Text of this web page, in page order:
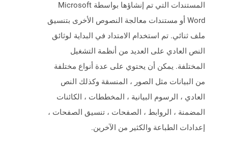
المستندات التي تم إنشاؤها بواسطة Microsoft
Word أو مستندات معالجة النصوص الأخرى بتنسيق
ملف ثنائي. تم استخدام الامتداد في البداية لوثائق
النص العادي على العديد من أنظمة التشغيل
المختلفة. يمكن أن يحتوي على عدة أنواع مختلفة
من البيانات مثل الصور ، المنسقة وكذلك النص
العادي ، الرسوم البيانية ، المخططات ، الكائنات
المضمنة ، الروابط ، الصفحات ، تنسيق الصفحات ،
إعدادات الطباعة والكثير من الآخرين.